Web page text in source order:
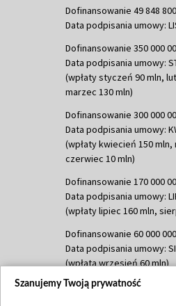
Dofinansowanie 49 848
Data podpisania umowy:
Dofinansowanie 350 000
Data podpisania umowy:
(wpłaty styczeń 90 mln,
marzec 130 mln)
Dofinansowanie 300 000
Data podpisania umowy:
(wpłaty kwiecień 150 mln,
czerwiec 10 mln)
Dofinansowanie 170 000
Data podpisania umowy:
(wpłaty lipiec 160 mln,
Dofinansowanie 60 000
Data podpisania umowy:
(wpłata wrzesień 60 mln)
Dofinansowanie 635 783
Szanujemy Twoją prywatność